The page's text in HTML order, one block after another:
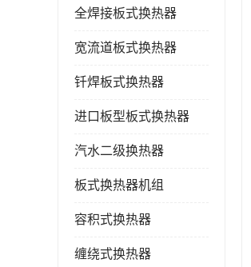
全焊接板式换热器
宽流道板式换热器
钎焊板式换热器
进口板型板式换热器
汽水二级换热器
板式换热器机组
容积式换热器
缠绕式换热器